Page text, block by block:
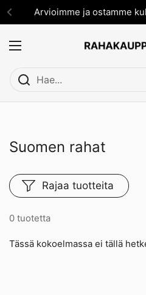
Siirry sisältöönArvioimme ja ostamme
Avaa valikko
Suomen rahat
0 tuotetta
Rajaa tuotteita
Tässä kokoelmassa ei tällä